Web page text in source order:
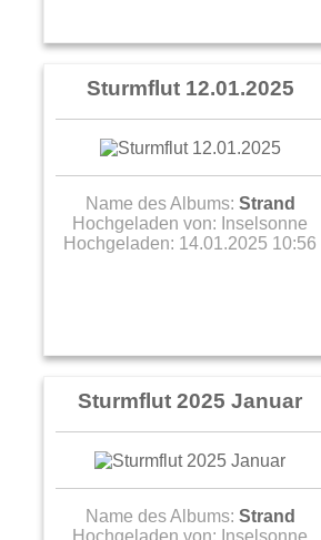
Sturmflut 12.01.2025
Name des Albums: Strand
Hochgeladen von: Inselsonne
Hochgeladen: 14.01.2025 10:56
Sturmflut 2025 Januar
Name des Albums: Strand
Hochgeladen von: Inselsonne